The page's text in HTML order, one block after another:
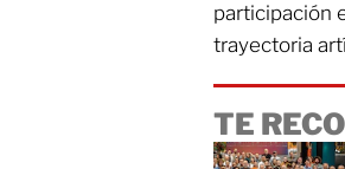
participación
trayectoria
TE